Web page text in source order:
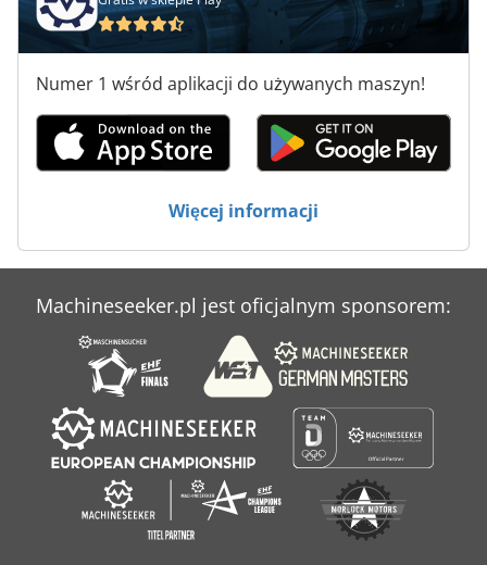
Urządzenia Do Odsysania
Urządzenie Do Nawijania
Numer 1 wśród aplikacji do używanych maszyn!
Więcej informacji
Machineseeker.pl jest oficjalnym sponsorem: